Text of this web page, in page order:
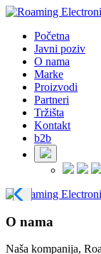
Početna
Javni poziv
O nama
Marke
Proizvodi
Partneri
Tržišta
Kontakt
b2b
O nama
Naša kompanija,